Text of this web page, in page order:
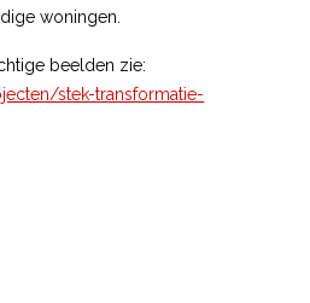
woningen.
beelden zie:
stek-transformatie-